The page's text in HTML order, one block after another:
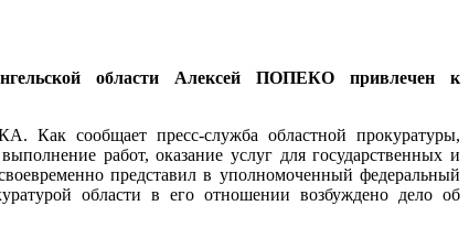
области Алексей ПОПЕКО привлечен к
Как сообщает пресс-служба областной прокуратуры,
работ, оказание услуг для государственных и
представил в уполномоченный федеральный
области в его отношении возбуждено дело об